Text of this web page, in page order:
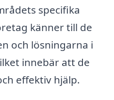
specifika
känner till de
och lösningarna i
innebär att de
effektiv hjälp.